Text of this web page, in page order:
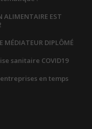
ALIMENTAIRE EST
MÉDIATEUR DIPLÔMÉ
sanitaire COVID19
en temps